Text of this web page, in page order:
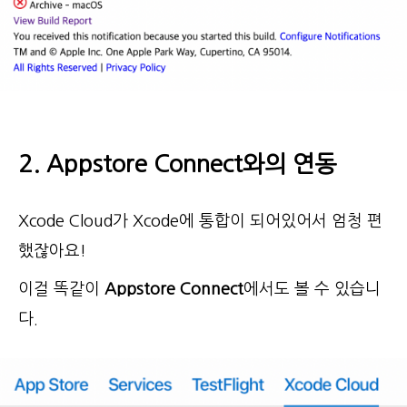
2. Appstore Connect와의 연동
Xcode Cloud가 Xcode에 통합이 되어있어서 엄청 편
했잖아요!
이걸 똑같이 Appstore Connect에서도 볼 수 있습니
다.